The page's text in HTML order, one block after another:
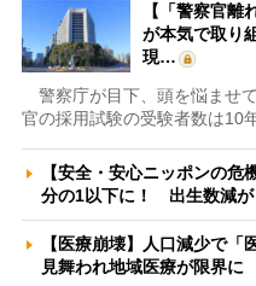
【「警察官離
が本気で取り
現…
警察庁が目下、頭を悩ませ
官の採用試験の受験者数は10
【安全・安心ニッポンの
分の1以下に！ 出生数減
【医療崩壊】人口減少で
見舞われ地域医療が限界